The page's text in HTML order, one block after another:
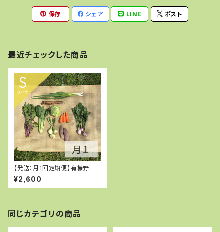
保存 シェア LINE ポスト
最近チェックした商品
【発送：月1回定期便】有機野菜S
サイズ
¥2,600
同じカテゴリの商品